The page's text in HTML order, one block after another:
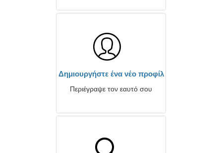
Δημιουργήστε ένα νέο προφίλ
Περιέγραψε τον εαυτό σου